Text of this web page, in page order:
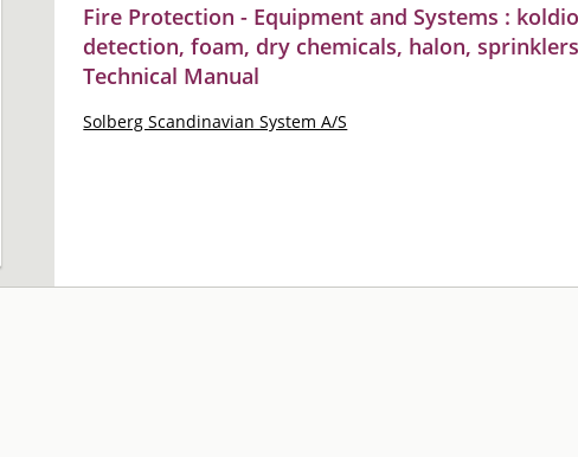
Fire Protection - Equipment and Systems :
detection, foam, dry chemicals, halon,
Technical Manual
Solberg Scandinavian System A/S